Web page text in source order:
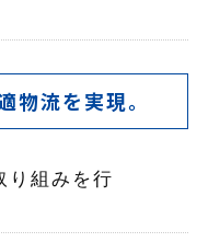
物流を実現。
り組みを行